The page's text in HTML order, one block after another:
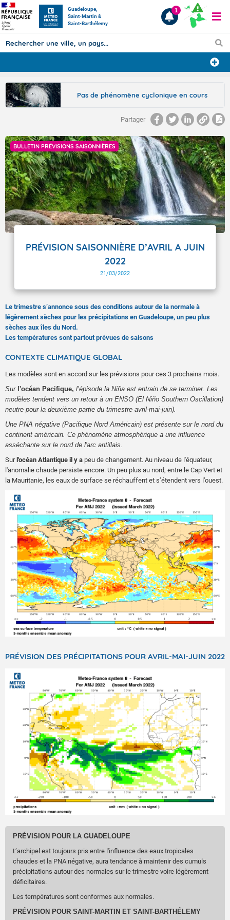
Guadeloupe,
Saint-Martin &
Saint-Barthélemy
Prévisions
Articles
1
Pas de phénomène cyclonique en cours
Partager
BULLETIN PRÉVISIONS SAISONNIÈRES
PRÉVISION SAISONNIÈRE D’AVRIL A JUIN
2022
21/03/2022
Le trimestre s’annonce sous des conditions autour de la normale à
légèrement sèches pour les précipitations en Guadeloupe, un peu plus
sèches aux îles du Nord.
Les températures sont partout prévues de saisons
CONTEXTE CLIMATIQUE GLOBAL
Les modèles sont en accord sur les prévisions pour ces 3 prochains mois.
Sur l'océan Pacifique, l’épisode la Niña est entrain de se terminer. Les
modèles tendent vers un retour à un ENSO (El Niño Southern Oscillation)
neutre pour la deuxième partie du trimestre avril-mai-juin).
Une PNA négative (Pacifique Nord Américain) est présente sur le nord du
continent américain . Ce phénomène atmosphérique a une influence
asséchante sur le nord de l'arc antillais.
Surl'océan Atlantique il y a peu de changement. Au niveau de l'équateur,
l'anomalie chaude persiste encore. Un peu plus au nord, entre le Cap Vert et
la Mauritanie, les eaux de surface se réchauffent et s’étendent vers l’ouest.
PRÉVISION DES PRÉCIPITATIONS POUR AVRIL-MAI-JUIN 2022
PRÉVISION POUR LA GUADELOUPE
L’archipel est toujours pris entre l'influence des eaux tropicales
chaudes et la PNA négative, aura tendance à maintenir des cumuls
précipitations autour des normales sur le trimestre voire légèrement
déficitaires.
Les températures sont conformes aux normales.
PRÉVISION POUR SAINT-MARTIN ET SAINT-BARTHÉLEMY